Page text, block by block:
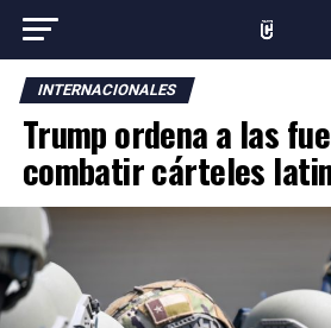
INTERNACIONALES
Trump ordena a las
combatir cárteles